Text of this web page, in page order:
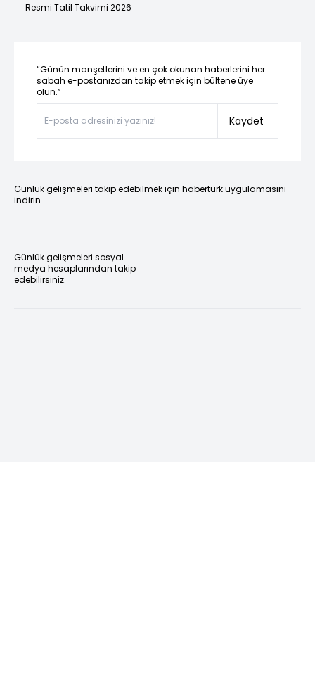
Resmi Tatil Takvimi 2026
“Günün manşetlerini ve en çok okunan haberlerini her
sabah e-postanızdan takip etmek için bültene üye
olun.”
Kaydet
Günlük gelişmeleri takip edebilmek için habertürk uygulamasını
indirin
Günlük gelişmeleri sosyal
medya hesaplarından takip
edebilirsiniz.